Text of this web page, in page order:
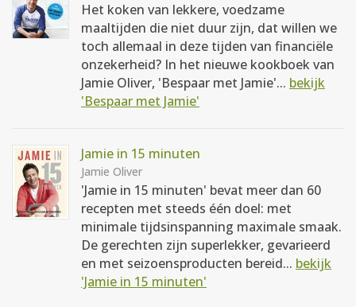
Het koken van lekkere, voedzame
maaltijden die niet duur zijn, dat willen we
toch allemaal in deze tijden van financiële
onzekerheid? In het nieuwe kookboek van
Jamie Oliver, 'Bespaar met Jamie'... bekijk
'Bespaar met Jamie'
Jamie in 15 minuten
Jamie Oliver
'Jamie in 15 minuten' bevat meer dan 60
recepten met steeds één doel: met
minimale tijdsinspanning maximale smaak.
De gerechten zijn superlekker, gevarieerd
en met seizoensproducten bereid... bekijk
'Jamie in 15 minuten'